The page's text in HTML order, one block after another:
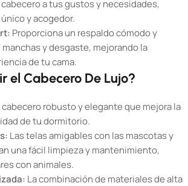
a tus gustos y necesidades,
y acogedor.
Proporciona un respaldo cómodo y
y desgaste, mejorando la
de tu cama.
el Cabecero De Lujo?
cabecero robusto y elegante que mejora la
de tu dormitorio.
Las telas amigables con las mascotas y
una fácil limpieza y mantenimiento,
con animales.
La combinación de materiales de alta